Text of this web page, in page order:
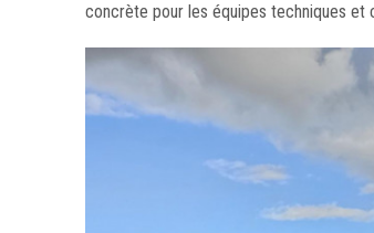
concrète pour les équipes techniques et